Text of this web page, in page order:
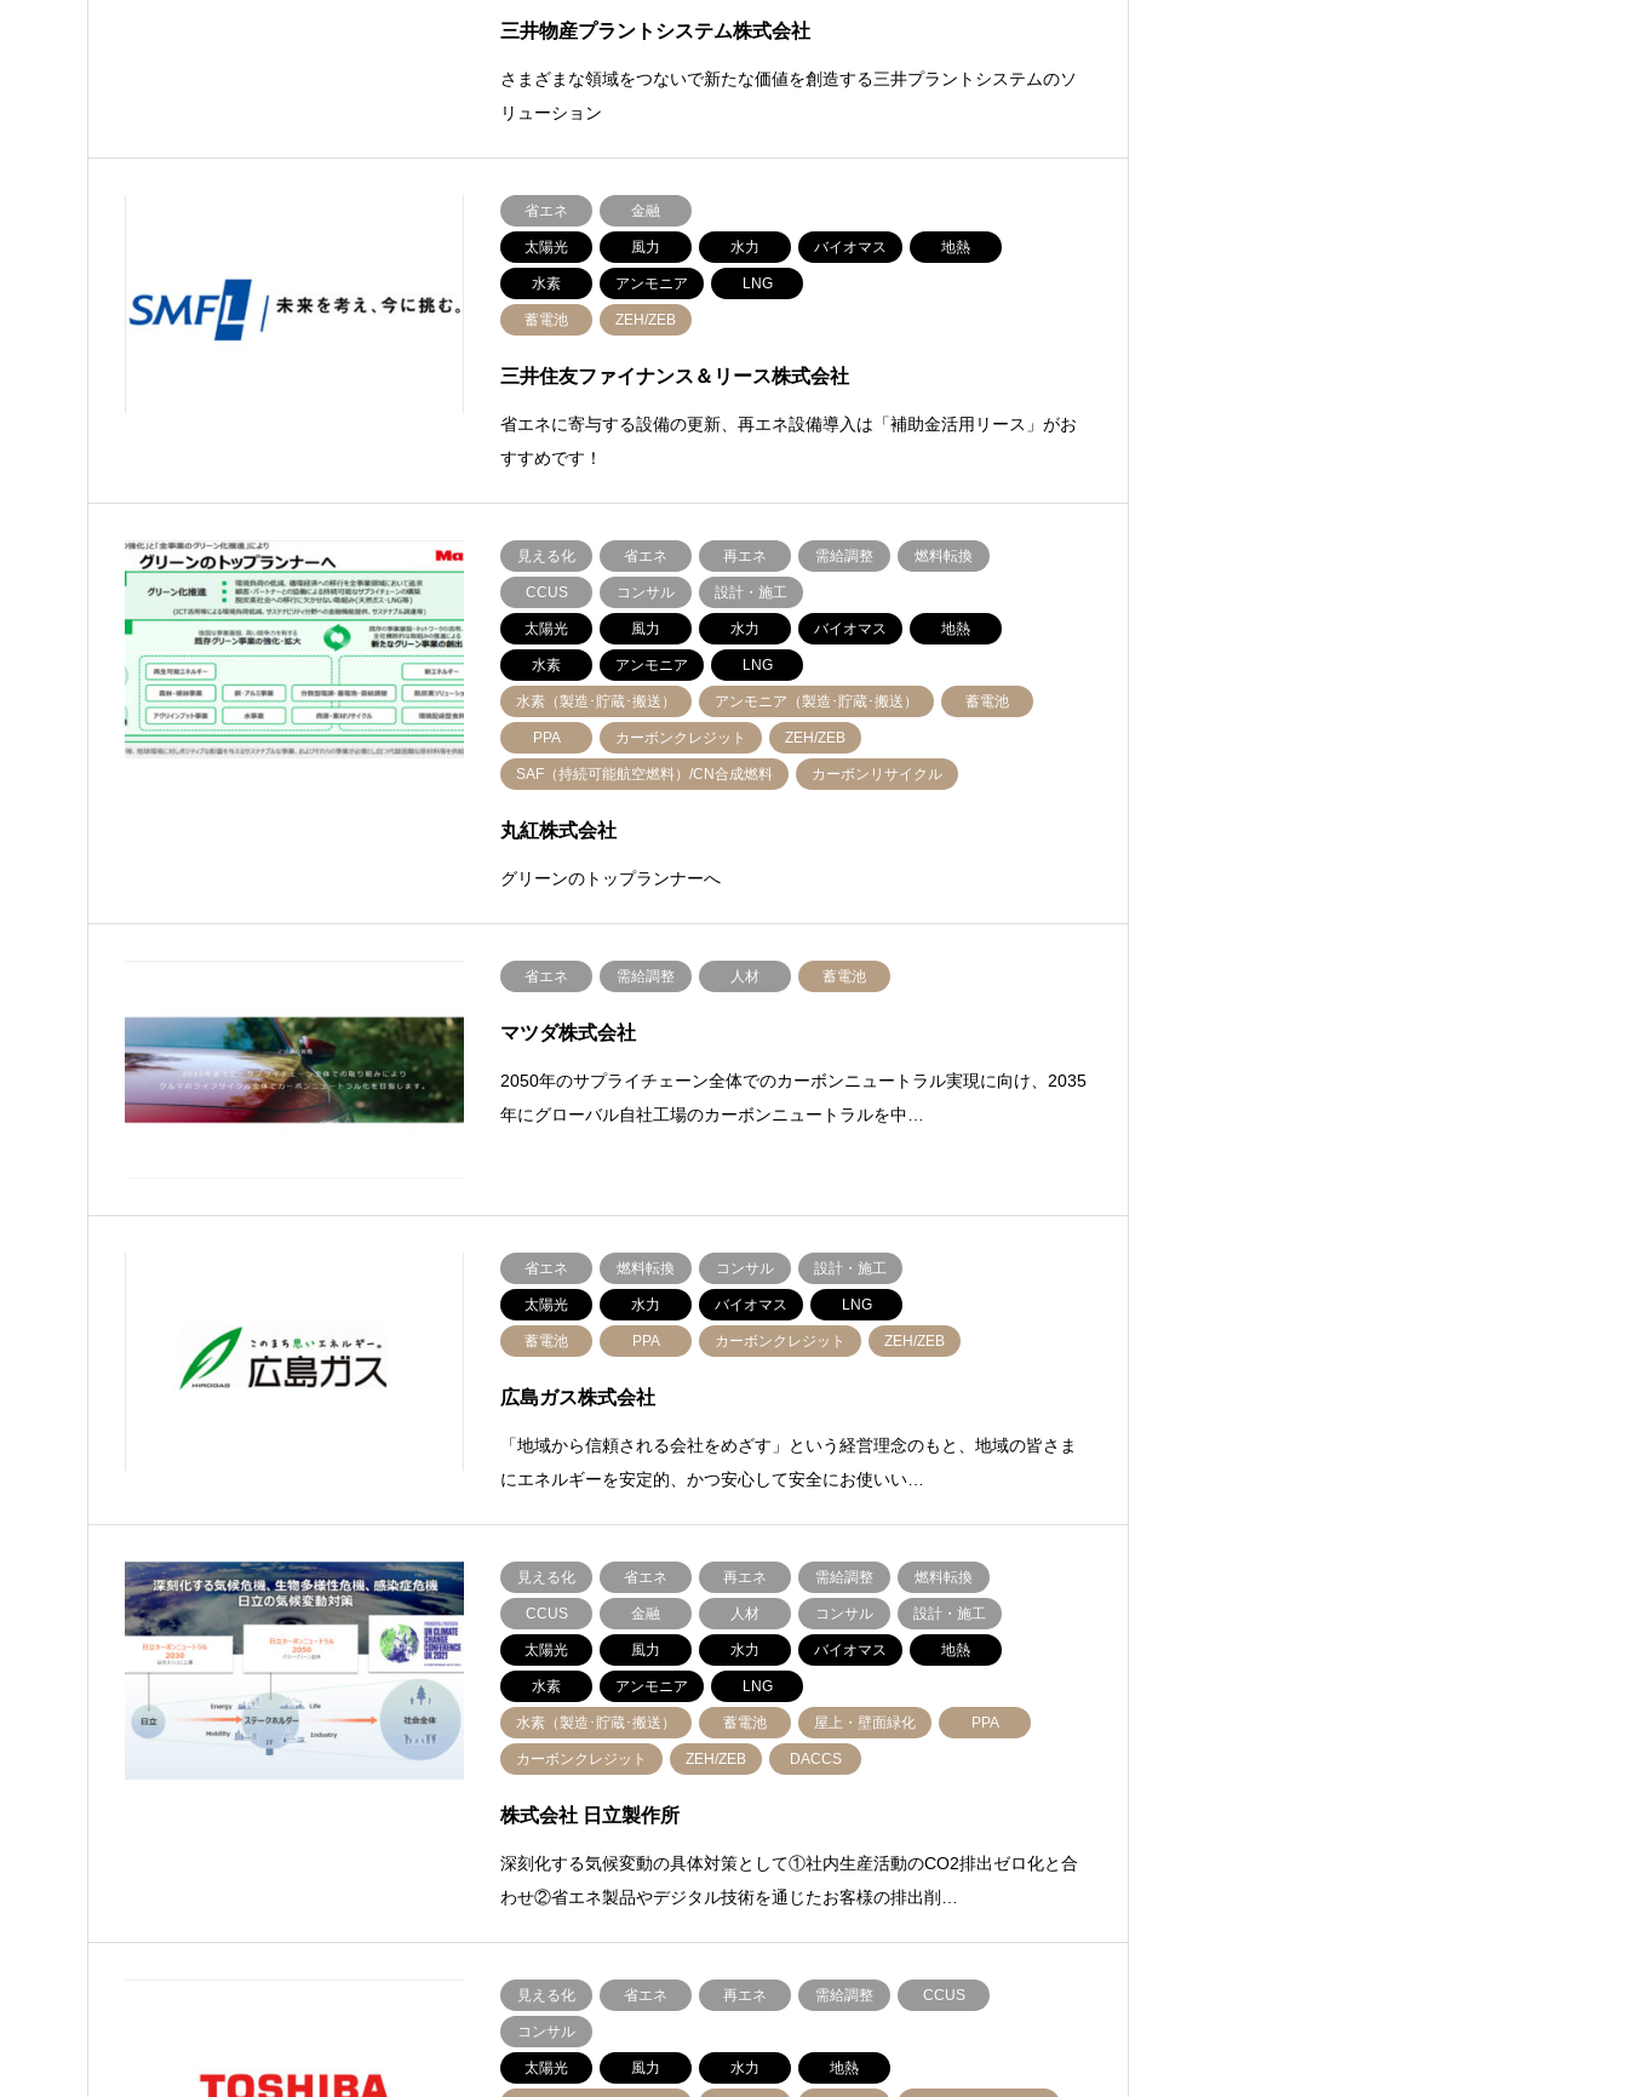
三井物産プラントシステム株式会社
さまざまな領域をつないで新たな価値を創造する三井プラントシステムのソ
リューション
省エネ 金融
太陽光 風力 水力 バイオマス 地熱
水素 アンモニア LNG
蓄電池 ZEH/ZEB
三井住友ファイナンス＆リース株式会社
省エネに寄与する設備の更新、再エネ設備導入は「補助金活用リース」がお
すすめです！
見える化 省エネ 再エネ 需給調整 燃料転換
CCUS コンサル 設計・施工
太陽光 風力 水力 バイオマス 地熱
水素 アンモニア LNG
水素（製造･貯蔵･搬送） アンモニア（製造･貯蔵･搬送） 蓄電池
PPA カーボンクレジット ZEH/ZEB
SAF（持続可能航空燃料）/CN合成燃料 カーボンリサイクル
丸紅株式会社
グリーンのトップランナーへ
省エネ 需給調整 人材 蓄電池
マツダ株式会社
2050年のサプライチェーン全体でのカーボンニュートラル実現に向け、2035
年にグローバル自社工場のカーボンニュートラルを中…
省エネ 燃料転換 コンサル 設計・施工
太陽光 水力 バイオマス LNG
蓄電池 PPA カーボンクレジット ZEH/ZEB
広島ガス株式会社
「地域から信頼される会社をめざす」という経営理念のもと、地域の皆さま
にエネルギーを安定的、かつ安心して安全にお使いい…
見える化 省エネ 再エネ 需給調整 燃料転換
CCUS 金融 人材 コンサル 設計・施工
太陽光 風力 水力 バイオマス 地熱
水素 アンモニア LNG
水素（製造･貯蔵･搬送） 蓄電池 屋上・壁面緑化 PPA
カーボンクレジット ZEH/ZEB DACCS
株式会社 日立製作所
深刻化する気候変動の具体対策として①社内生産活動のCO2排出ゼロ化と合
わせ②省エネ製品やデジタル技術を通じたお客様の排出削…
見える化 省エネ 再エネ 需給調整 CCUS
コンサル
太陽光 風力 水力 地熱